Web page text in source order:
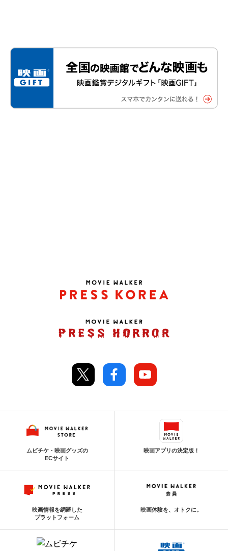
ムビチケ・映画グッズの
ECサイト
映画アプリの決定版！
映画情報を網羅した
プラットフォーム
映画体験を、オトクに。